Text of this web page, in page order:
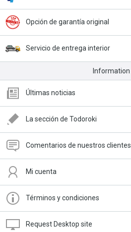
Opción de garantía original
Servicio de entrega interior
Information
Últimas noticias
La sección de Todoroki
Comentarios de nuestros clientes
Mi cuenta
Términos y condiciones
Request Desktop site